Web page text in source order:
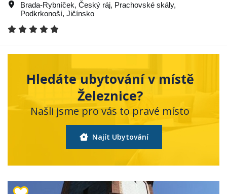
Brada-Rybníček, Český ráj, Prachovské skály,
Podkrkonoší, Jičínsko
Hledáte ubytování v místě
Železnice?
Našli jsme pro vás to pravé místo
Najít Ubytování